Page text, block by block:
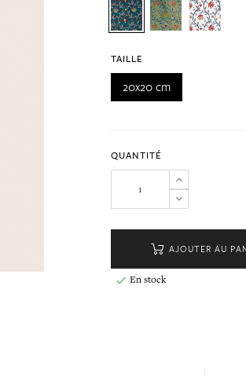
TAILLE
20x20 cm
QUANTITÉ
AJOUTER AU
 En stock